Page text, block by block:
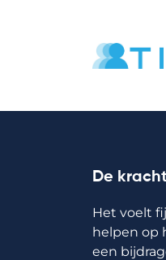
De
Het voelt
helpen op
een